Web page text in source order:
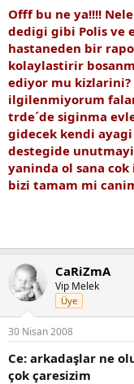
Offf bu ne ya!!!!
dedigi gibi Polis ve
hastaneden bir
kolaylastirir
ediyor mu
ilgilenmiyorum
trde´de siginma
gidecek kendi
destegide
yaninda ol sana
bizi tamam mi
CaRiZmA
Vip Melek
Üye
30 Nisan 2008
Ce: arkadaşlar ne
çok çaresizim